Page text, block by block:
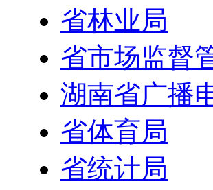
省林业局
省市场监督
湖南省广播
省体育局
省统计局